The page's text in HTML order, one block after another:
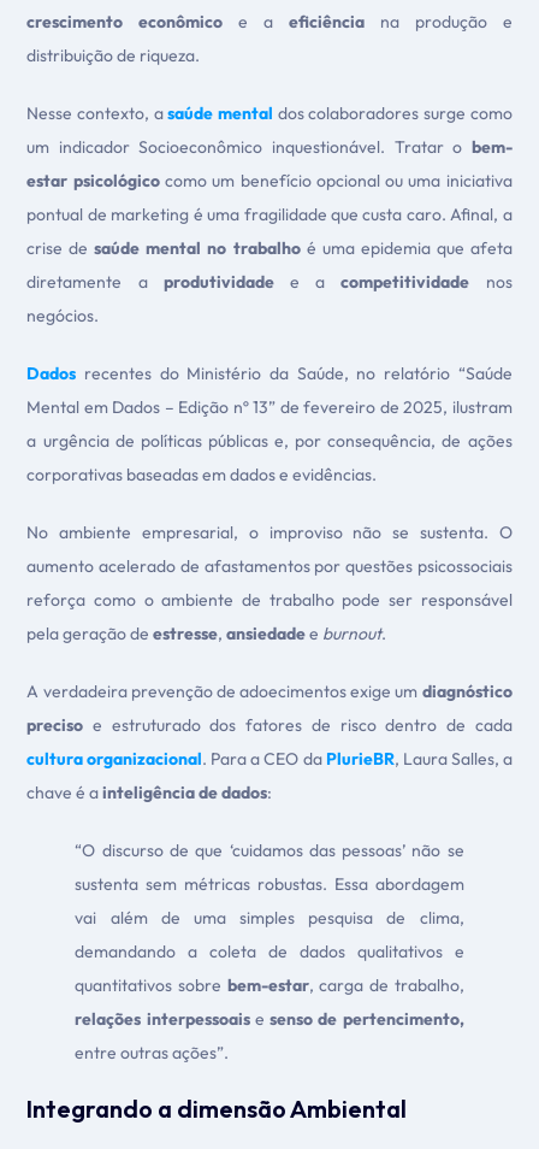
crescimento econômico e a eficiênciana produção e
distribuição de riqueza.
Nesse contexto, asaúde mental dos colaboradores surge como
um indicador Socioeconômico inquestionável. Tratar o bem-
estar psicológicocomo um benefício opcional ou uma iniciativa
pontual de marketing é uma fragilidade que custa caro. Afinal, a
crise desaúde mental no trabalhoé uma epidemia que afeta
diretamente a produtividadee acompetitividade nos
negócios.
Dados recentes do Ministério da Saúde, no relatório “Saúde
Mental em Dados – Edição nº 13” de fevereiro de 2025, ilustram
a urgência de políticas públicas e, por consequência, de ações
corporativas baseadas em dados e evidências.
No ambiente empresarial, o improviso não se sustenta. O
aumento acelerado de afastamentos por questões psicossociais
reforça como o ambiente de trabalho pode ser responsável
pela geração deestresse,ansiedadee burnout.
A verdadeira prevenção de adoecimentos exige um diagnóstico
preciso e estruturado dos fatores de risco dentro de cada
cultura organizacional. Para a CEO da PlurieBR, Laura Salles, a
chave é ainteligência de dados:
“O discurso de que ‘cuidamos das pessoas’ não se
sustenta sem métricas robustas. Essa abordagem
vai além de uma simples pesquisa de clima,
demandando a coleta de dados qualitativos e
quantitativos sobre bem-estar, carga de trabalho,
relações interpessoaisesenso de pertencimento,
entre outras ações”.
Integrando a dimensão Ambiental